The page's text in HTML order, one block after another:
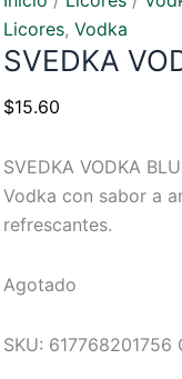
Licores, Vodka
SVEDKA
$15.60
SVEDKA VODKA
Vodka con sabor a
refrescantes.
Agotado
SKU: 617768201756